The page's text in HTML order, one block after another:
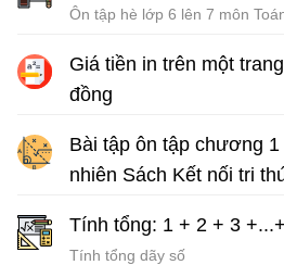
Ôn tập hè lớp 6 lên 7 môn
Giá tiền in trên một
đồng
Bài tập ôn tập chương
nhiên Sách Kết nối tri
Tính tổng: 1 + 2 + 3
Tính tổng dãy số